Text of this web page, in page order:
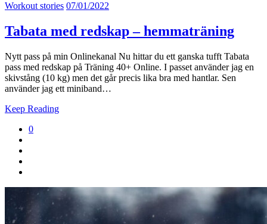
Workout stories 07/01/2022
Tabata med redskap – hemmaträning
Nytt pass på min Onlinekanal Nu hittar du ett ganska tufft Tabata
pass med redskap på Träning 40+ Online. I passet använder jag en
skivstång (10 kg) men det går precis lika bra med hantlar. Sen
använder jag ett miniband…
Keep Reading
0